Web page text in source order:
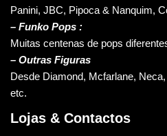
Panini, JBC, Pipoca & Nanquim,
– Funko Pops :
Muitas centenas de pops
– Outras Figuras
Desde Diamond, Mcfarlane,
etc.
Lojas & Contactos